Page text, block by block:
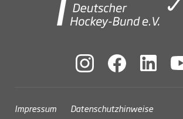
Impressum Datenschutzhinweise